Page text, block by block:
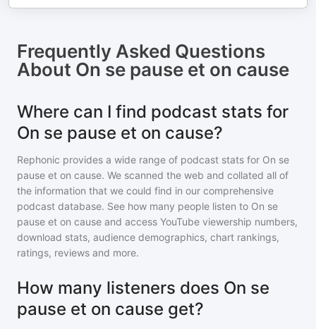
Frequently Asked Questions
About On se pause et on cause
Where can I find podcast stats for
On se pause et on cause?
Rephonic provides a wide range of podcast stats for On se
pause et on cause. We scanned the web and collated all of
the information that we could find in our comprehensive
podcast database. See how many people listen to On se
pause et on cause and access YouTube viewership numbers,
download stats, audience demographics, chart rankings,
ratings, reviews and more.
How many listeners does On se
pause et on cause get?